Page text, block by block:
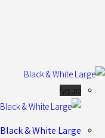
מבצע!
Black & White Large